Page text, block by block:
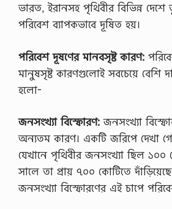
ভারত, ইরানসহ পৃথিবীর বিভিন্ন দেশে
পরিবেশ ব্যাপকভাবে দূষিত হয়।
পরিবেশ দূষণের মানবসৃষ্ট কারণ:
মানুষসৃষ্ট কারণগুলোই সবচেয়ে বেশি
হলো-
জনসংখ্যা বিস্ফোরণ: জনসংখ্যা
অন্যতম কারণ। একটি জরিপে দেখা
যেখানে পৃথিবীর জনসংখ্যা ছিল ১০০
সালে তা প্রায় ৭০০ কোটিতে
জনসংখ্যা বিস্ফোরণের এই চাপে